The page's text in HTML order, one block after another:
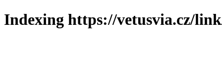
Indexing https://vetusvia.cz/